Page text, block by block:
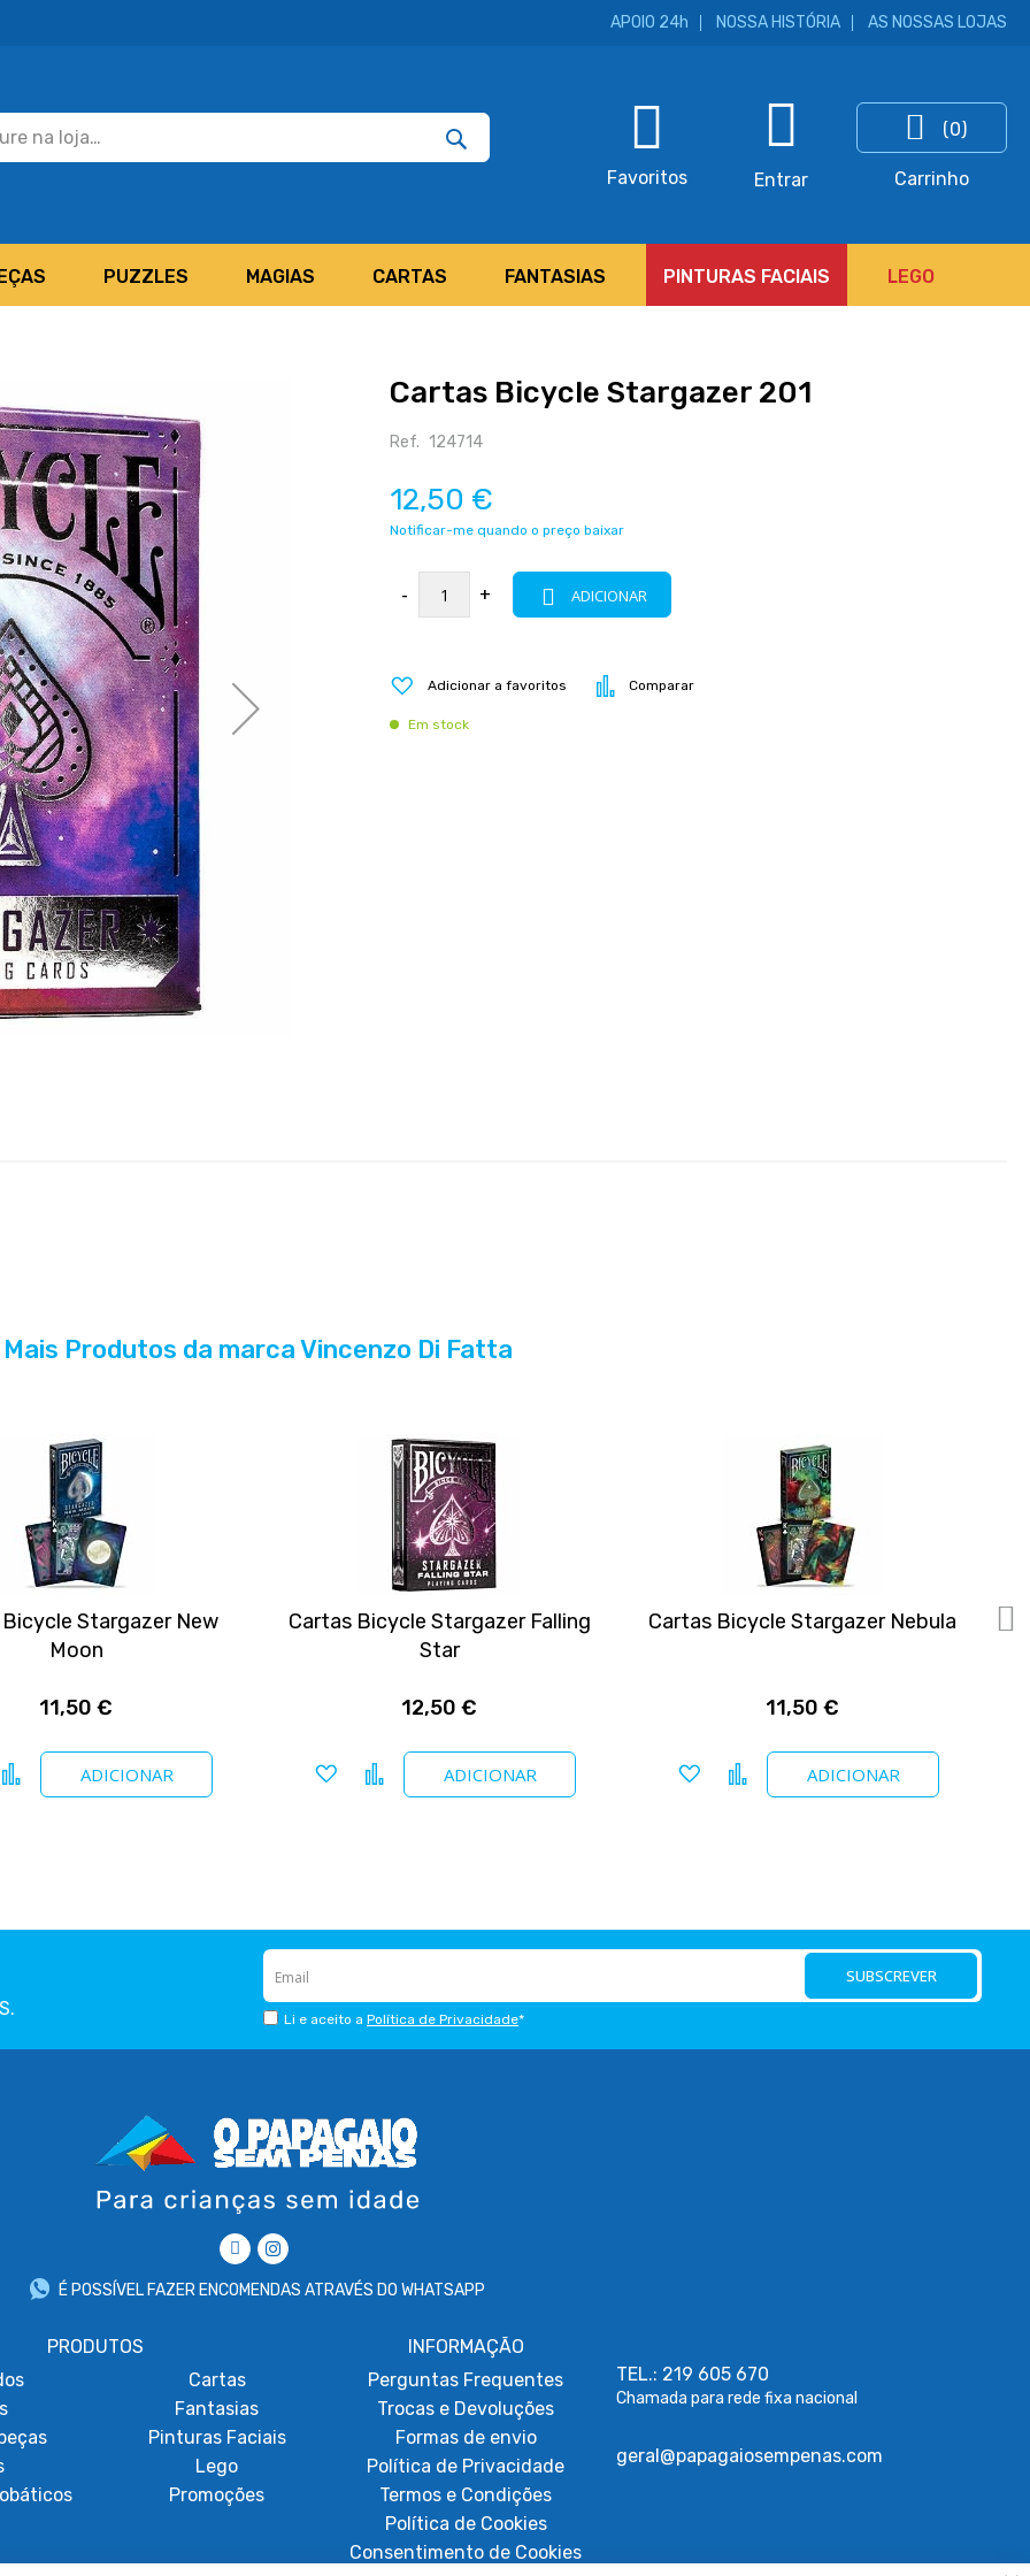
APOIO 24h NOSSA HISTÓRIA AS NOSSAS LOJAS
Pesquisar Pesquisar
Favoritos Entrar
(0)
Carrinho
PUZZLES MAGIAS CARTAS FANTASIAS PINTURAS FACIAIS LEGO
Cartas Bicycle Stargazer 201
Ref. 124714
12,50 €
Notificar-me quando o preço baixar
- + ADICIONAR
Adicionar a favoritos Comparar
Em stock
Mais Produtos da marca Vincenzo Di Fatta
Stargazer New
Moon
11,50 €
ADICIONAR
a favoritos
Comparar
Cartas Bicycle Stargazer Falling
Star
12,50 €
ADICIONAR
Adicionar a favoritos
Comparar
Cartas Bicycle Stargazer Nebula
11,50 €
ADICIONAR
Adicionar a favoritos
Comparar
SUBSCREVER
Li e aceito a Política de Privacidade*
É POSSÍVEL FAZER ENCOMENDAS ATRAVÉS DO WHATSAPP
PRODUTOS
Cartas
Fantasias
Pinturas Faciais
Lego
Promoções
INFORMAÇÃO
Perguntas Frequentes
Trocas e Devoluções
Formas de envio
Política de Privacidade
Termos e Condições
Política de Cookies
Consentimento de Cookies
TEL.: 219 605 670
Chamada para rede fixa nacional
geral@papagaiosempenas.com